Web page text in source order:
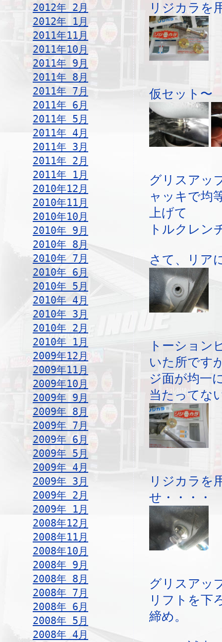
2012年 2月
2012年 1月
2011年11月
2011年10月
2011年 9月
2011年 8月
2011年 7月
2011年 6月
2011年 5月
2011年 4月
2011年 3月
2011年 2月
2011年 1月
2010年12月
2010年11月
2010年10月
2010年 9月
2010年 8月
2010年 7月
2010年 6月
2010年 5月
2010年 4月
2010年 3月
2010年 2月
2010年 1月
2009年12月
2009年11月
2009年10月
2009年 9月
2009年 8月
2009年 7月
2009年 6月
2009年 5月
2009年 4月
2009年 3月
2009年 2月
2009年 1月
2008年12月
2008年11月
2008年10月
2008年 9月
2008年 8月
2008年 7月
2008年 6月
2008年 5月
2008年 4月
リジカラを
仮セット〜
グリスアッ
ャッキで均
上げて
トルクレン
さて、リア
トーション
いた所です
ジ面が均一
当たってな
リジカラを
せ・・・・
グリスアッ
リフトを下
締め。